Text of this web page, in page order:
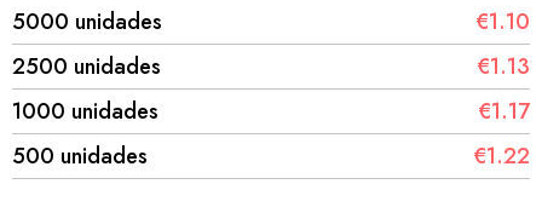
5000 unidades
€1.10
2500 unidades
€1.13
1000 unidades
€1.17
500 unidades
€1.22